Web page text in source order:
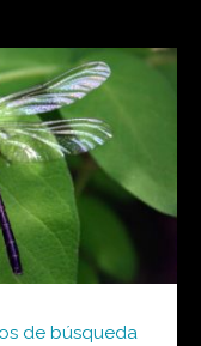
de búsqueda